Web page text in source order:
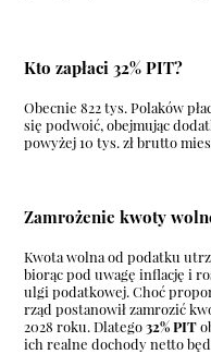
Kto zapłaci 32% PIT?
Obecnie 822 tys. Polaków
się podwoić, obejmując
powyżej 10 tys. zł brutto
Zamrożenie kwoty
Kwota wolna od podatku
biorąc pod uwagę inflację i
ulgi podatkowej. Choć
rząd postanowił zamrozić
2028 roku. Dlatego32% PIT
ich realne dochody netto